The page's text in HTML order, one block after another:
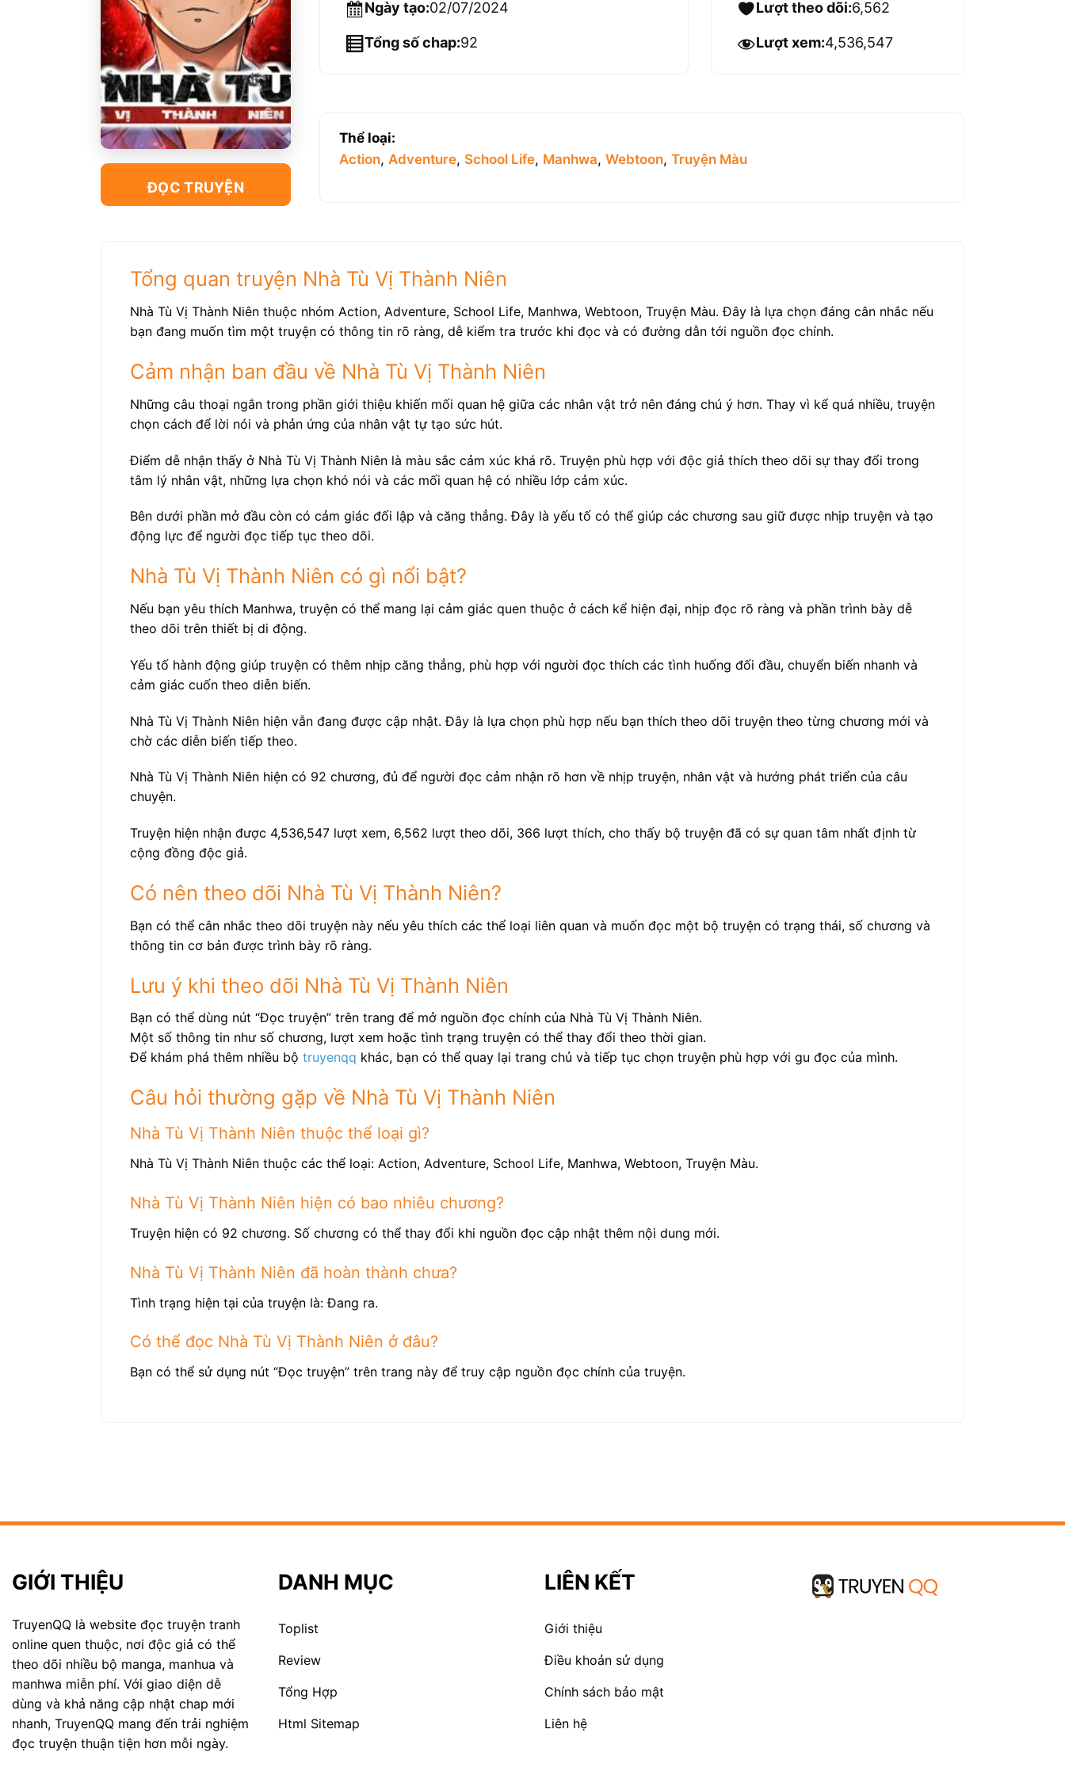
ĐỌC TRUYỆN
Ngày tạo:02/07/2024
Tổng số chap:92
Lượt theo dõi:6,562
Lượt xem:4,536,547
Thể loại:
Action, Adventure, School Life, Manhwa, Webtoon, Truyện Màu
Tổng quan truyện Nhà Tù Vị Thành Niên
Nhà Tù Vị Thành Niên thuộc nhóm Action, Adventure, School Life, Manhwa, Webtoon, Truyện Màu. Đây là lựa chọn đáng cân nhắc nếu
bạn đang muốn tìm một truyện có thông tin rõ ràng, dễ kiểm tra trước khi đọc và có đường dẫn tới nguồn đọc chính.
Cảm nhận ban đầu về Nhà Tù Vị Thành Niên
Những câu thoại ngắn trong phần giới thiệu khiến mối quan hệ giữa các nhân vật trở nên đáng chú ý hơn. Thay vì kể quá nhiều, truyện
chọn cách để lời nói và phản ứng của nhân vật tự tạo sức hút.
Điểm dễ nhận thấy ở Nhà Tù Vị Thành Niên là màu sắc cảm xúc khá rõ. Truyện phù hợp với độc giả thích theo dõi sự thay đổi trong
tâm lý nhân vật, những lựa chọn khó nói và các mối quan hệ có nhiều lớp cảm xúc.
Bên dưới phần mở đầu còn có cảm giác đối lập và căng thẳng. Đây là yếu tố có thể giúp các chương sau giữ được nhịp truyện và tạo
động lực để người đọc tiếp tục theo dõi.
Nhà Tù Vị Thành Niên có gì nổi bật?
Nếu bạn yêu thích Manhwa, truyện có thể mang lại cảm giác quen thuộc ở cách kể hiện đại, nhịp đọc rõ ràng và phần trình bày dễ
theo dõi trên thiết bị di động.
Yếu tố hành động giúp truyện có thêm nhịp căng thẳng, phù hợp với người đọc thích các tình huống đối đầu, chuyển biến nhanh và
cảm giác cuốn theo diễn biến.
Nhà Tù Vị Thành Niên hiện vẫn đang được cập nhật. Đây là lựa chọn phù hợp nếu bạn thích theo dõi truyện theo từng chương mới và
chờ các diễn biến tiếp theo.
Nhà Tù Vị Thành Niên hiện có 92 chương, đủ để người đọc cảm nhận rõ hơn về nhịp truyện, nhân vật và hướng phát triển của câu
chuyện.
Truyện hiện nhận được 4,536,547 lượt xem, 6,562 lượt theo dõi, 366 lượt thích, cho thấy bộ truyện đã có sự quan tâm nhất định từ
cộng đồng độc giả.
Có nên theo dõi Nhà Tù Vị Thành Niên?
Bạn có thể cân nhắc theo dõi truyện này nếu yêu thích các thể loại liên quan và muốn đọc một bộ truyện có trạng thái, số chương và
thông tin cơ bản được trình bày rõ ràng.
Lưu ý khi theo dõi Nhà Tù Vị Thành Niên
Bạn có thể dùng nút “Đọc truyện” trên trang để mở nguồn đọc chính của Nhà Tù Vị Thành Niên.
Một số thông tin như số chương, lượt xem hoặc tình trạng truyện có thể thay đổi theo thời gian.
Để khám phá thêm nhiều bộ truyenqq khác, bạn có thể quay lại trang chủ và tiếp tục chọn truyện phù hợp với gu đọc của mình.
Câu hỏi thường gặp về Nhà Tù Vị Thành Niên
Nhà Tù Vị Thành Niên thuộc thể loại gì?
Nhà Tù Vị Thành Niên thuộc các thể loại: Action, Adventure, School Life, Manhwa, Webtoon, Truyện Màu.
Nhà Tù Vị Thành Niên hiện có bao nhiêu chương?
Truyện hiện có 92 chương. Số chương có thể thay đổi khi nguồn đọc cập nhật thêm nội dung mới.
Nhà Tù Vị Thành Niên đã hoàn thành chưa?
Tình trạng hiện tại của truyện là: Đang ra.
Có thể đọc Nhà Tù Vị Thành Niên ở đâu?
Bạn có thể sử dụng nút “Đọc truyện” trên trang này để truy cập nguồn đọc chính của truyện.
GIỚI THIỆU
TruyenQQ là website đọc truyện tranh
online quen thuộc, nơi độc giả có thể
theo dõi nhiều bộ manga, manhua và
manhwa miễn phí. Với giao diện dễ
dùng và khả năng cập nhật chap mới
nhanh, TruyenQQ mang đến trải nghiệm
đọc truyện thuận tiện hơn mỗi ngày.
DANH MỤC
Toplist
Review
Tổng Hợp
Html Sitemap
LIÊN KẾT
Giới thiệu
Điều khoản sử dụng
Chính sách bảo mật
Liên hệ